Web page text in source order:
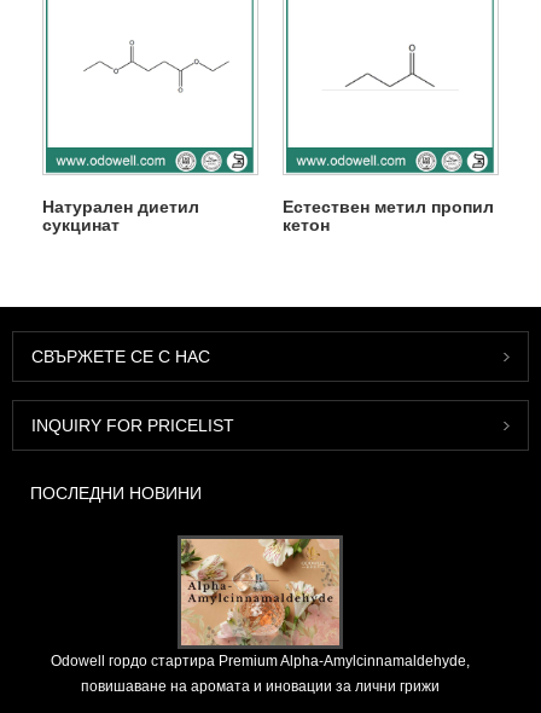
Натурален диетил
сукцинат
Естествен метил пропил
кетон
СВЪРЖЕТЕ СЕ С НАС
INQUIRY FOR PRICELIST
ПОСЛЕДНИ НОВИНИ
Odowell гордо стартира Premium Alpha-Amylcinnamaldehyde,
повишаване на аромата и иновации за лични грижи